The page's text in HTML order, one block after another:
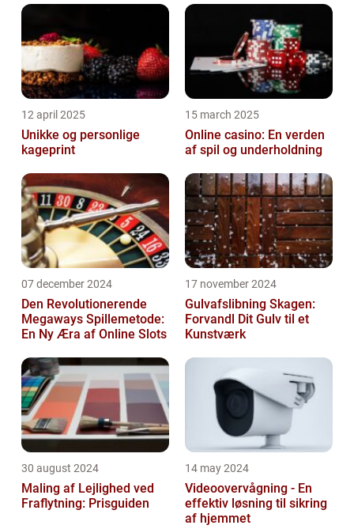
12 april 2025
Unikke og personlige
kageprint
15 march 2025
Online casino: En verden
af spil og underholdning
07 december 2024
Den Revolutionerende
Megaways Spillemetode:
En Ny Æra af Online Slots
17 november 2024
Gulvafslibning Skagen:
Forvandl Dit Gulv til et
Kunstværk
30 august 2024
Maling af Lejlighed ved
Fraflytning: Prisguiden
14 may 2024
Videoovervågning - En
effektiv løsning til sikring
af hjemmet